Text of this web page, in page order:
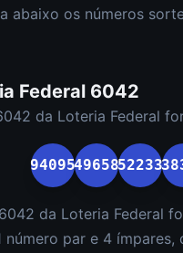
abaixo os números
Federal 6042
da Loteria Federal
940954965852233
6042 da Loteria Federal
número par e 4 ímpares,